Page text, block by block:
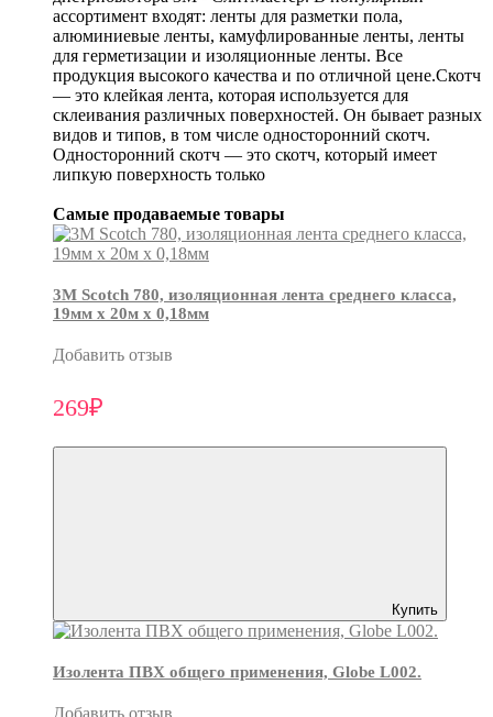
ассортимент входят: ленты для разметки пола,
алюминиевые ленты, камуфлированные ленты, ленты
для герметизации и изоляционные ленты. Все
продукция высокого качества и по отличной цене.Скотч
— это клейкая лента, которая используется для
склеивания различных поверхностей. Он бывает разных
видов и типов, в том числе односторонний скотч.
Односторонний скотч — это скотч, который имеет
липкую поверхность только
Самые продаваемые товары
3М Scotch 780, изоляционная лента среднего класса,
19мм х 20м х 0,18мм
Добавить отзыв
269₽
Купить
Изолента ПВХ общего применения, Globe L002.
Добавить отзыв